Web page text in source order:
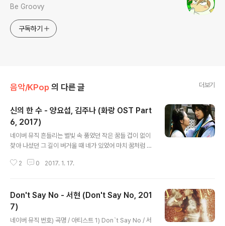
Be Groovy
구독하기
음악/KPop 의 다른 글 더보기
신의 한 수 - 양요섭, 김주나 (화랑 OST Part
6, 2017)
네이버 뮤직 흔들리는 별빛 속 품었던 작은 꿈들 겁이 없이
찾아 나섰던 그 길이 버거울 때 네가 있었어 마치 꿈처럼 그
에 빛이 되었던 난 너 하나만 있으면 돼 저 별을 쫓아 하늘
오 워어어어 워어어어 더 가까이 와줘 거친 운명이 나의 정
해진 길이라면 답은 하나 나를 비추는 너라는 신의 한 수 자
꾸만 내 맘 되물어 봐도 누가 뭐래도 결국 난 너야 멈출 수
2 0 2017. 1. 17.
Don't Say No - 서현 (Don't Say No, 201
7)
네이버 뮤직 번호) 곡명 / 아티스트 1) Don`t Say No / 서